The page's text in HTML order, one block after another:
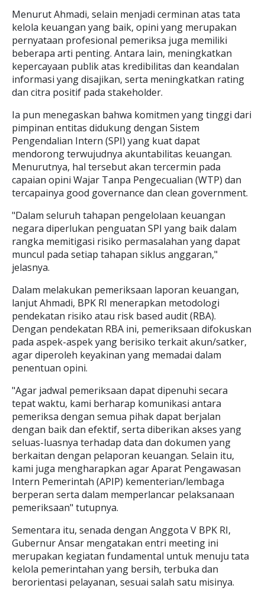
Menurut Ahmadi, selain menjadi cerminan atas tata
kelola keuangan yang baik, opini yang merupakan
pernyataan profesional pemeriksa juga memiliki
beberapa arti penting. Antara lain, meningkatkan
kepercayaan publik atas kredibilitas dan keandalan
informasi yang disajikan, serta meningkatkan rating
dan citra positif pada stakeholder.
Ia pun menegaskan bahwa komitmen yang tinggi dari
pimpinan entitas didukung dengan Sistem
Pengendalian Intern (SPI) yang kuat dapat
mendorong terwujudnya akuntabilitas keuangan.
Menurutnya, hal tersebut akan tercermin pada
capaian opini Wajar Tanpa Pengecualian (WTP) dan
tercapainya good governance dan clean government.
"Dalam seluruh tahapan pengelolaan keuangan
negara diperlukan penguatan SPI yang baik dalam
rangka memitigasi risiko permasalahan yang dapat
muncul pada setiap tahapan siklus anggaran,"
jelasnya.
Dalam melakukan pemeriksaan laporan keuangan,
lanjut Ahmadi, BPK RI menerapkan metodologi
pendekatan risiko atau risk based audit (RBA).
Dengan pendekatan RBA ini, pemeriksaan difokuskan
pada aspek-aspek yang berisiko terkait akun/satker,
agar diperoleh keyakinan yang memadai dalam
penentuan opini.
"Agar jadwal pemeriksaan dapat dipenuhi secara
tepat waktu, kami berharap komunikasi antara
pemeriksa dengan semua pihak dapat berjalan
dengan baik dan efektif, serta diberikan akses yang
seluas-luasnya terhadap data dan dokumen yang
berkaitan dengan pelaporan keuangan. Selain itu,
kami juga mengharapkan agar Aparat Pengawasan
Intern Pemerintah (APIP) kementerian/lembaga
berperan serta dalam memperlancar pelaksanaan
pemeriksaan" tutupnya.
Sementara itu, senada dengan Anggota V BPK RI,
Gubernur Ansar mengatakan entri meeting ini
merupakan kegiatan fundamental untuk menuju tata
kelola pemerintahan yang bersih, terbuka dan
berorientasi pelayanan, sesuai salah satu misinya.